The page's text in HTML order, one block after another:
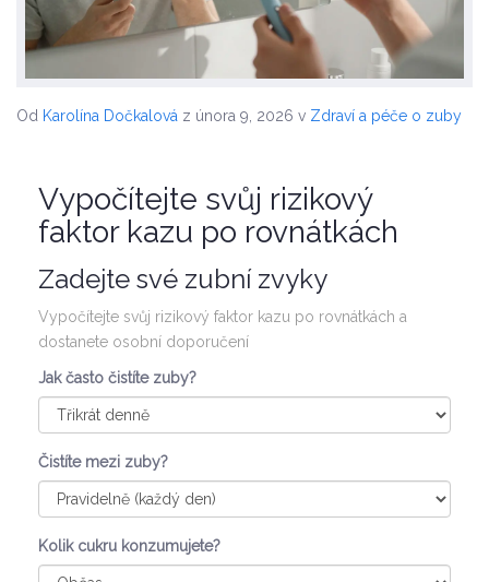
Od Karolína Dočkalová z února 9, 2026 v Zdraví a péče o zuby
Vypočítejte svůj rizikový
faktor kazu po rovnátkách
Zadejte své zubní zvyky
Vypočítejte svůj rizikový faktor kazu po rovnátkách a
dostanete osobní doporučení
Jak často čistíte zuby?
Čistíte mezi zuby?
Kolik cukru konzumujete?